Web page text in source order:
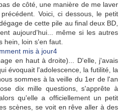
de côté, une manière de me laver
Voici, ci dessous, le petit
de cette pile au final deux BD,
aujourd'hui... même si les autres
hein, loin s'en faut.
en haut à droite)... D'elle, j'avais
évoquait l'adolescence, la futilité, la
sommes à la veille du 1er de l'an
dix mille questions, s'apprête à
qu'elle a officiellement un petit
scènes, se voit en rêve aller à des